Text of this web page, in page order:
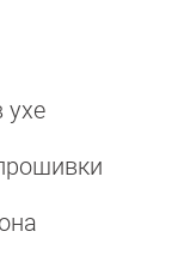
ухе